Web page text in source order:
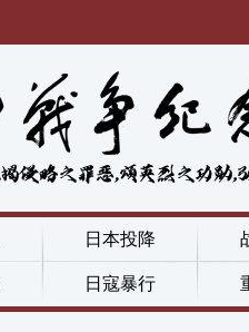
日本投降
日寇暴行